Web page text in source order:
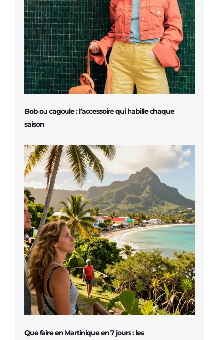
Bob ou cagoule : l’accessoire qui habille chaque
saison
Que faire en Martinique en 7 jours : les